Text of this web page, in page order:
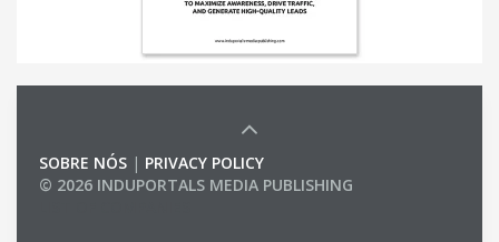
SOBRE NÓS | PRIVACY POLICY
© 2026 INDUPORTALS MEDIA PUBLISHING